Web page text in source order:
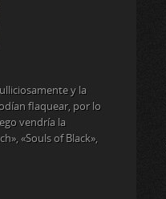
y la
flaquear, por lo
vendría la
«Souls of Black»,